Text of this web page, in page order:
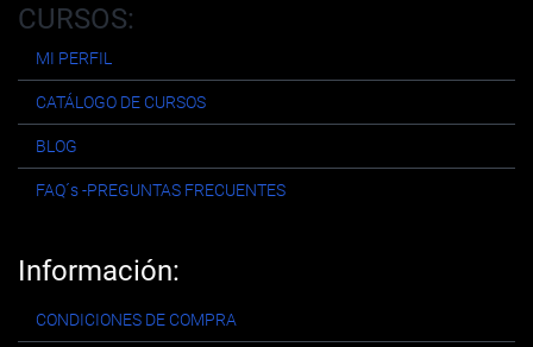
CURSOS:
MI PERFIL
CATÁLOGO DE CURSOS
BLOG
FAQ´s -PREGUNTAS FRECUENTES
Información:
CONDICIONES DE COMPRA